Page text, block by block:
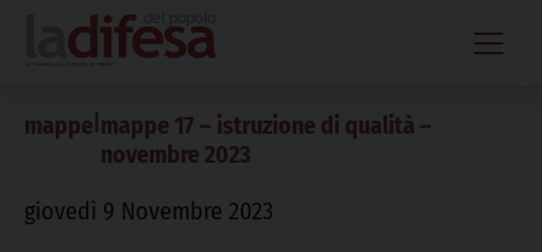
content
mappe mappe 17 – istruzione di qualità –
novembre 2023
giovedì 9 Novembre 2023